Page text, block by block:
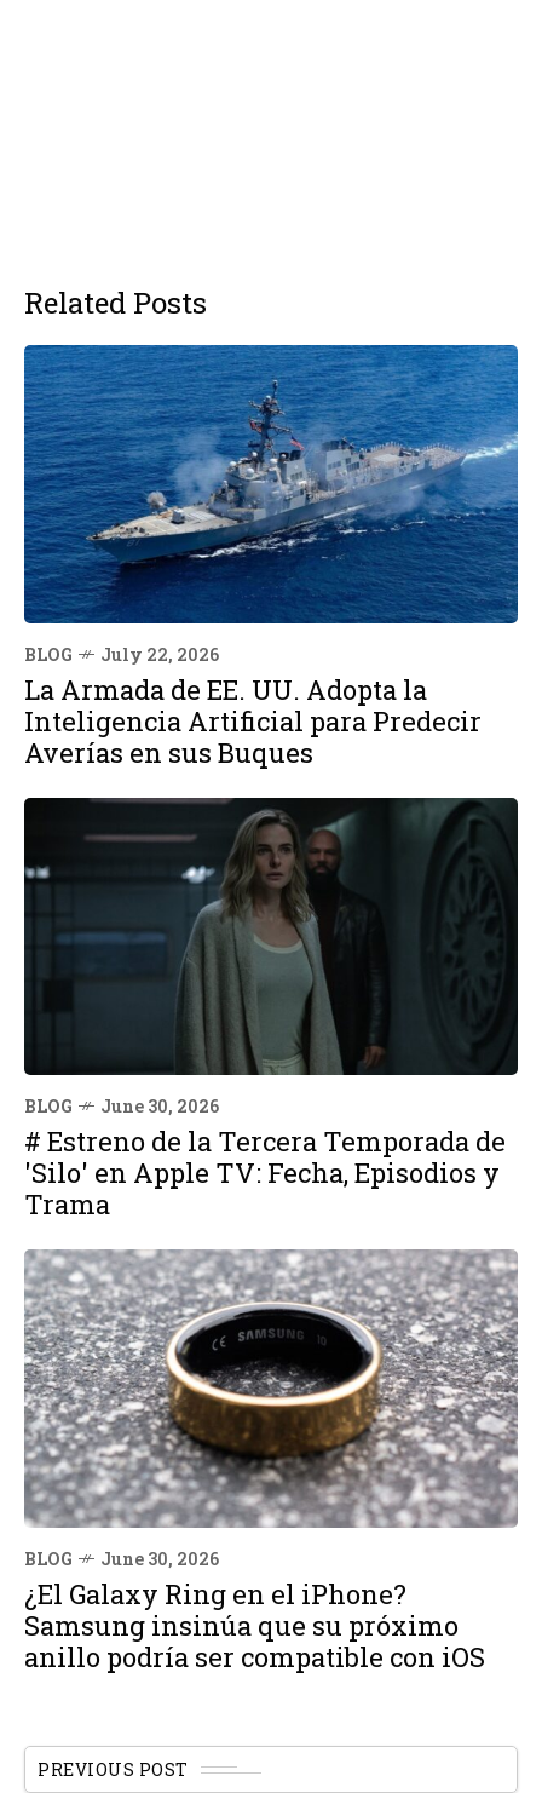
Related Posts
BLOG July 22, 2026
La Armada de EE. UU. Adopta la
Inteligencia Artificial para Predecir
Averías en sus Buques
BLOG June 30, 2026
# Estreno de la Tercera Temporada de
'Silo' en Apple TV: Fecha, Episodios y
Trama
BLOG June 30, 2026
¿El Galaxy Ring en el iPhone?
Samsung insinúa que su próximo
anillo podría ser compatible con iOS
PREVIOUS POST